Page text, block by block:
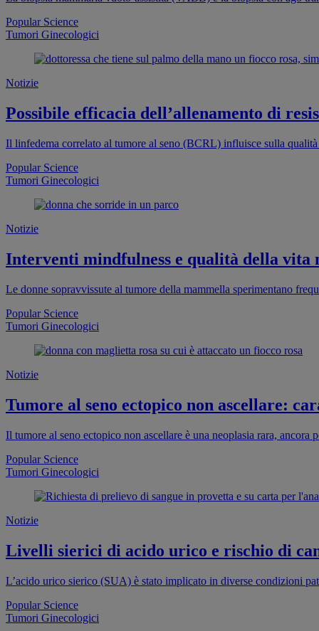
Popular Science
Tumori Ginecologici
Notizie
Possibile efficacia dell’allenamento di
Il linfedema correlato al tumore al seno (BCRL) influisce sulla
Popular Science
Tumori Ginecologici
Notizie
Interventi mindfulness e qualità della vita
Le donne sopravvissute al tumore della mammella sperimentano
Popular Science
Tumori Ginecologici
Notizie
Tumore al seno ectopico non ascellare:
Il tumore al seno ectopico non ascellare è una neoplasia rara,
Popular Science
Tumori Ginecologici
Notizie
Livelli sierici di acido urico e rischio di
L’acido urico sierico (SUA) è stato implicato in diverse condizioni
Popular Science
Tumori Ginecologici